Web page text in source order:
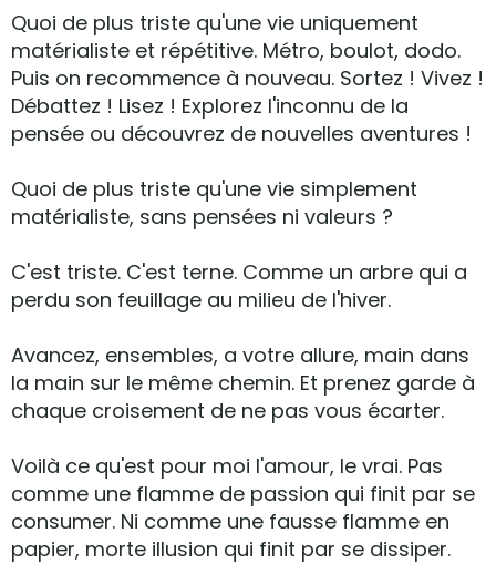
Quoi de plus triste qu'une vie uniquement
matérialiste et répétitive. Métro, boulot, dodo.
Puis on recommence à nouveau. Sortez ! Vivez !
Débattez ! Lisez ! Explorez l'inconnu de la
pensée ou découvrez de nouvelles aventures !
Quoi de plus triste qu'une vie simplement
matérialiste, sans pensées ni valeurs ?
C'est triste. C'est terne. Comme un arbre qui a
perdu son feuillage au milieu de l'hiver.
Avancez, ensembles, a votre allure, main dans
la main sur le même chemin. Et prenez garde à
chaque croisement de ne pas vous écarter.
Voilà ce qu'est pour moi l'amour, le vrai. Pas
comme une flamme de passion qui finit par se
consumer. Ni comme une fausse flamme en
papier, morte illusion qui finit par se dissiper.